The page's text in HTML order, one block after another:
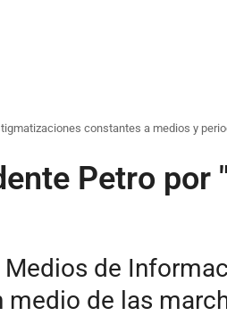
constantes a medios y
Petro
de
de las